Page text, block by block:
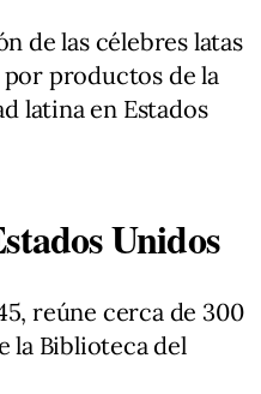
de las célebres latas
por productos de la
latina en Estados
Unidos
reúne cerca de 300
la Biblioteca del